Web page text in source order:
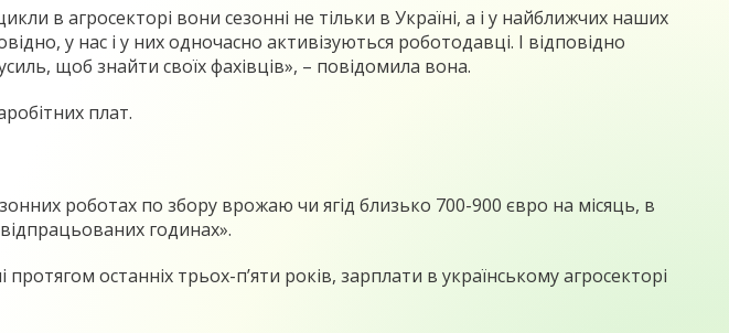
в агросекторі вони сезонні не тільки в Україні, а і у найближчих наших
у нас і у них одночасно активізуються роботодавці. І відповідно
щоб знайти своїх фахівців», – повідомила вона.
плат.
роботах по збору врожаю чи ягід близько 700-900 євро на місяць, в
годинах».
останніх трьох-п’яти років, зарплати в українському агросекторі